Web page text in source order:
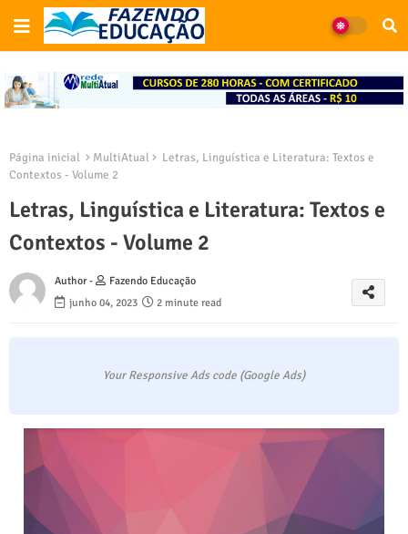
Página inicial MultiAtual
Letras, Linguística e Literatura: Textos e
Contextos - Volume 2
Letras, Linguística e Literatura: Textos e
Contextos - Volume 2
Author -
Fazendo Educação
junho 04, 2023
2 minute read
Your Responsive Ads code (Google Ads)